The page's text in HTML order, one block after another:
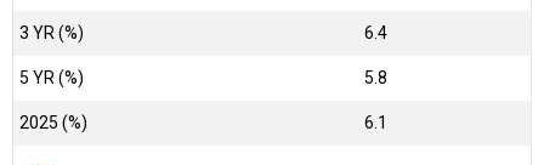
3 YR (%) 6.4
5 YR (%) 5.8
2025 (%) 6.1